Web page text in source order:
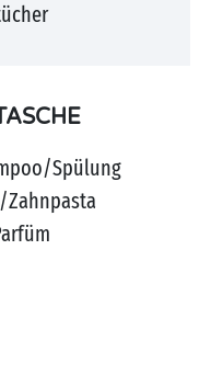
Spülung